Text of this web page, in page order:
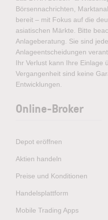
Börsennachrichten,
bereit – mit Fokus auf die
asiatischen Märkte. Bitte
Anlageberatung. Sie sind
Anlageentscheidungen
Ihr Verlust kann Ihre Einlage
Vergangenheit sind keine
Entwicklungen.
Online-Broker
Depot eröffnen
Aktien handeln
Preise und Konditionen
Handelsplattform
Mobile Trading Apps